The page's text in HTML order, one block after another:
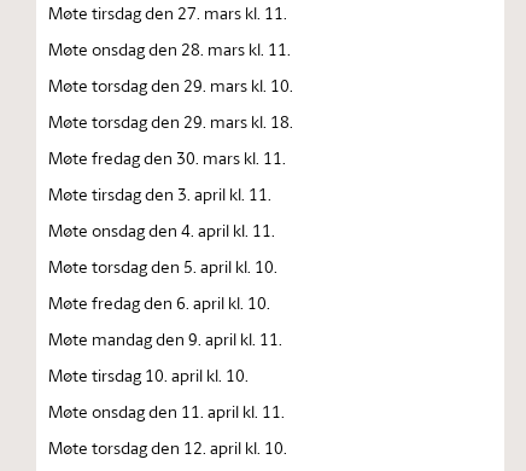
Møte tirsdag den 27. mars kl. 11.
Møte onsdag den 28. mars kl. 11.
Møte torsdag den 29. mars kl. 10.
Møte torsdag den 29. mars kl. 18.
Møte fredag den 30. mars kl. 11.
Møte tirsdag den 3. april kl. 11.
Møte onsdag den 4. april kl. 11.
Møte torsdag den 5. april kl. 10.
Møte fredag den 6. april kl. 10.
Møte mandag den 9. april kl. 11.
Møte tirsdag 10. april kl. 10.
Møte onsdag den 11. april kl. 11.
Møte torsdag den 12. april kl. 10.